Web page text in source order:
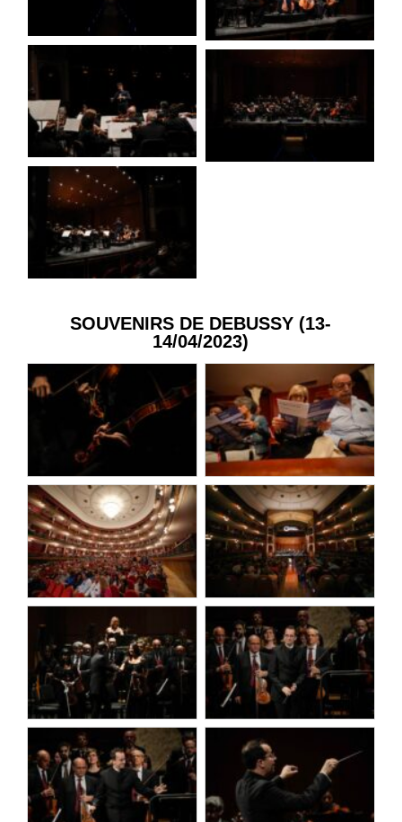
SOUVENIRS DE DEBUSSY (13-
14/04/2023)